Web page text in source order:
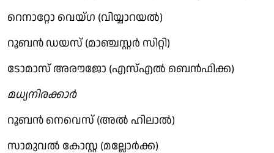
റെനാറ്റോ വെയ്ഗ (വിയ്യാറയല്‍)
റൂബന്‍ ഡയസ് (മാഞ്ചസ്റ്റര്‍ സിറ്റി)
ടോമാസ് അരൗജോ (എസ്എല്‍ ബെന്‍ഫിക്ക)
മധ്യനിരക്കാര്‍
റൂബന്‍ നെവെസ് (അല്‍ ഹിലാല്‍)
സാമുവല്‍ കോസ്റ്റ (മല്ലോര്‍ക്ക)